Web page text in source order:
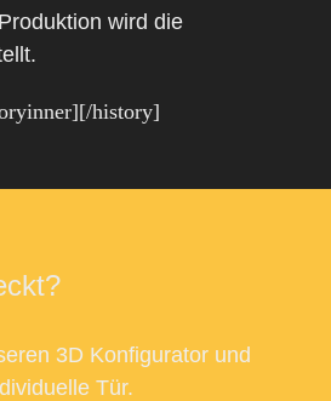
wird die
history]
3D Konfigurator und
Tür.